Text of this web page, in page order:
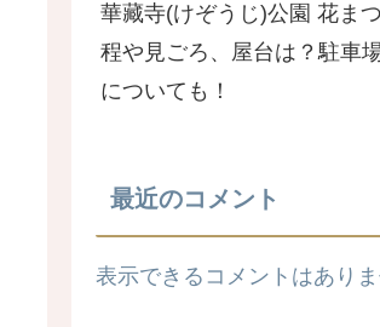
華藏寺(けぞうじ)公園 花ま
程や見ごろ、屋台は？駐車
についても！
最近のコメント
表示できるコメントはありま